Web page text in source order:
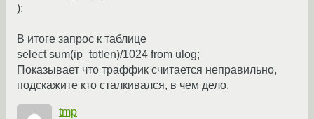
);
В итоге запрос к таблице
select sum(ip_totlen)/1024 from ulog;
Показывает что траффик считается неправильно,
подскажите кто сталкивался, в чем дело.
tmp